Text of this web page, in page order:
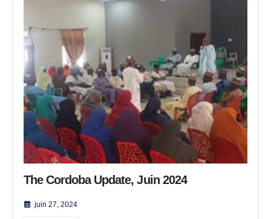
The Cordoba Update, Juin 2024
juin 27, 2024